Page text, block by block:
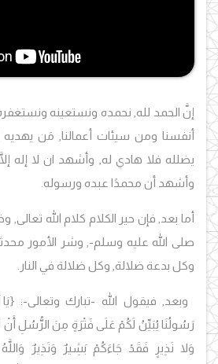
إنَّ الحمد لله, نحمده ونستعينه
أنفسنا ومن سيئات أعمالنا, مَن
يضلله فلا هادي له, وأشهد ان لا إله
وأشهد أن محمدًا عبده ورسوله.
أما بعد, فإن حير الكلام كلام الله
صلى الله عليه وسلم-, وشر الأمور
وكل بدعة ضلالة, وكل ضلالة في النار.
وبعد, فيقول الله -تبارك وتعالى-:
رَسُولُنَا يُبَيِّنُ لَكُمْ عَلَى فَتْرَةٍ مِنَ الرُّسُلِ أَنْ
وَلا نَذِيرٍ فَقَدْ جَاءَكُمْ بَشِيرٌ وَنَذِيرٌ